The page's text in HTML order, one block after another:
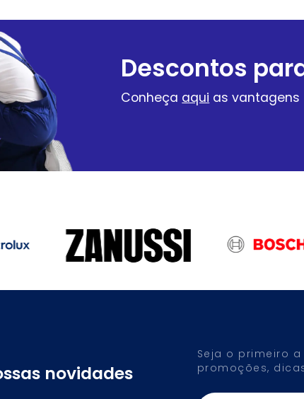
Descontos
Conheça aqui as vantagens
novidades
Seja o primeiro
promoções,